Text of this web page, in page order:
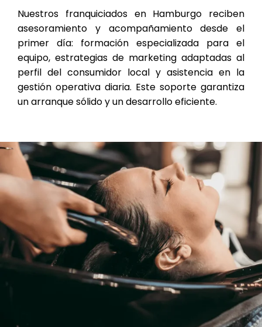
Nuestros franquiciados en Hamburgo reciben
asesoramiento y acompañamiento desde el
primer día: formación especializada para el
equipo, estrategias de marketing adaptadas al
perfil del consumidor local y asistencia en la
gestión operativa diaria. Este soporte garantiza
un arranque sólido y un desarrollo eficiente.